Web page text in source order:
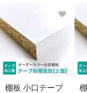
棚板 小口テープ